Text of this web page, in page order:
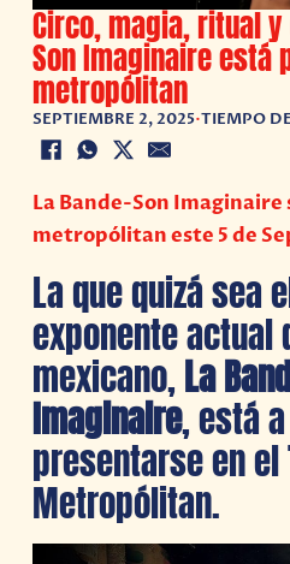
Circo, magia, ritual
Son Imaginaire está
metropólitan
SEPTIEMBRE 2, 2025•TIEMPO
La Bande-Son Imaginaire
metropólitan este 5 de
La que quizá sea
exponente actual
mexicano, La
Imaginaire, está
presentarse en el
Metropólitan.